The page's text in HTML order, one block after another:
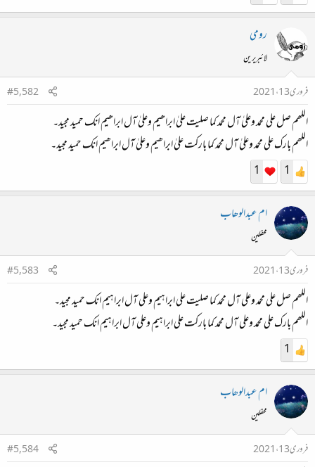
رومی
لائبریرین
فروری 13، 2021
#5,582
اللھم صل علی محمد وعلیٰ آل محمد کما صلیت علیٰ ابراھیم وعلیٰ آل ابراھیم انک حمید مجید۔
اللھم بارک علی محمد وعلیٰ آل محمد کما بارکت علیٰ ابراھیم وعلیٰ آل ابراھیم انک حمید مجید۔
1
1
ام عبدالوھاب
محفلین
فروری 13، 2021
#5,583
اللھم صل علی محمد وعلی آل محمد کما صلیت علی ابراہیم وعلی آل ابراہیم انک حمید مجید۔
اللھم بارک علی محمد وعلی آل محمد کما بارکت علی ابراہیم وعلی آل ابراہیم انک حمید مجید۔
1
ام عبدالوھاب
محفلین
فروری 13، 2021
#5,584